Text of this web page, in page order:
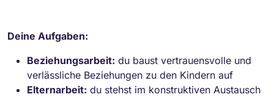
Deine Aufgaben:
Beziehungsarbeit: du baust vertrauensvolle und
verlässliche Beziehungen zu den Kindern auf
Elternarbeit: du stehst im konstruktiven Austausch